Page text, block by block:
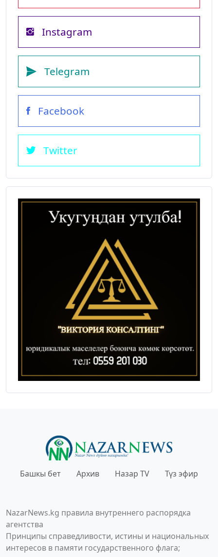
Instagram
Telegram
Facebook
Twitter
Башкы бет Архив Назар TV Түз эфир
NazarNews.kg правила внутреннего распорядка
агентства
Принципы справедливости, истины и национальных
интересов в памяти государственного флага;